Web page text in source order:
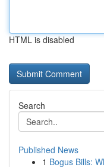
HTML is disabled
Search
Published News
1 Bogus Bills: